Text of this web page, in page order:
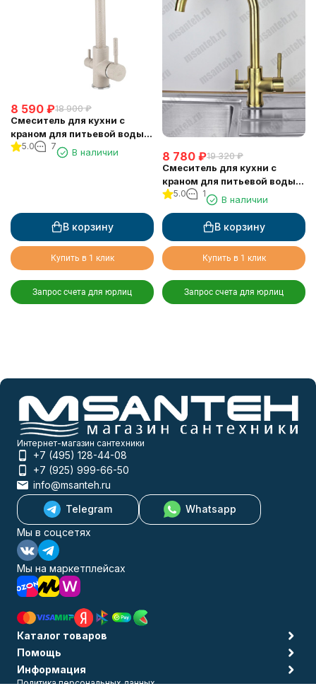
8 590 ₽18 900 ₽
Смеситель для кухни с
краном для питьевой воды
VIKO V-5114
5.0 7
В наличии
В корзину
Купить в 1 клик
Запрос счета для юрлиц
8 780 ₽19 320 ₽
Смеситель для кухни с
краном для питьевой воды
VIKO V-5134
5.0 1
В наличии
В корзину
Купить в 1 клик
Запрос счета для юрлиц
Интернет-магазин сантехники
+7 (495) 128-44-08
+7 (925) 999-66-50
info@msanteh.ru
Telegram
Whatsapp
Мы в соцсетях
Мы на маркетплейсах
Каталог товаров
Помощь
Информация
Политика персональных данных